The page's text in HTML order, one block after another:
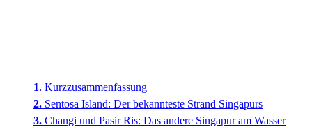
Kurzzusammenfassung
Sentosa Island: Der bekannteste Strand Singapurs
Changi und Pasir Ris: Das andere Singapur am Wasser